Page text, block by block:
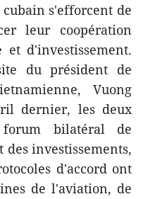
s'efforcent de
leur coopération
et d'investissement.
du président de
Vuong
dernier, les deux
bilatéral de
investissements,
d'accord ont
de l'aviation, de